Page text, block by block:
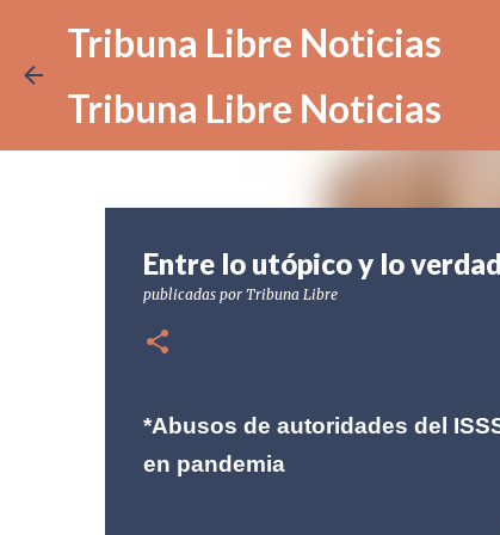
Tribuna Libre Noticias
Tribuna Libre Noticias
Entre lo utópico y lo
publicadas por Tribuna Libre
*Abusos de autoridades del
en pandemia
Claudia